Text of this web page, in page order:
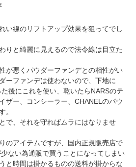
い線のリフトアップ効果を狙ってでし
りと綺麗に見えるので法令線は目立た
が悪くパウダーファンデとの相性がい
ーファンデは使わないので、下地に
後にこれを使い、乾いたらNARSのテ
ザー、コンシーラー、CHANELのパウ
。
で、それを守ればムラにはなりませ
のアイテムですが、国内正規販売店で
ない為通販で買うことになってしまい
と時間は掛かるものの送料が掛からな